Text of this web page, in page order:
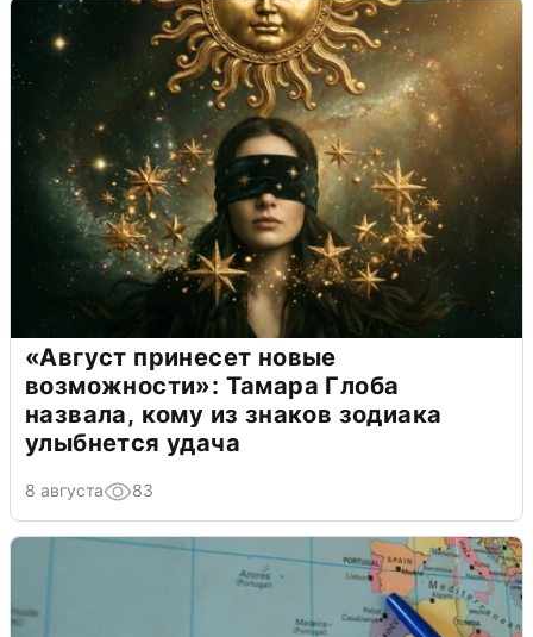
«Август принесет новые
возможности»: Тамара Глоба
назвала, кому из знаков зодиака
улыбнется удача
8 августа 83